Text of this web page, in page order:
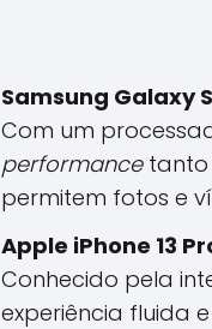
Samsung Galaxy
Com um
performancetanto
permitem fotos e
Apple iPhone 13
Conhecido pela
experiência fluida